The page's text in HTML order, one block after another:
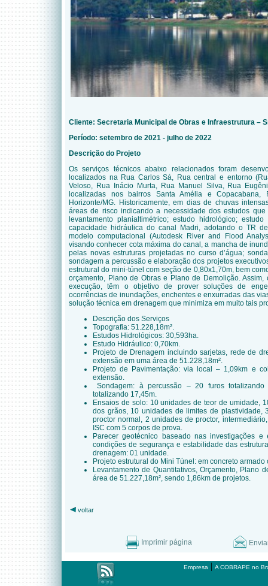
Cliente: Secretaria Municipal de Obras e Infraestrutura –
Período: setembro de 2021 - julho de 2022
Descrição do Projeto
Os serviços técnicos abaixo relacionados foram
localizados na Rua Carlos Sá, Rua central e entorno
Veloso, Rua Inácio Murta, Rua Manuel Silva, Rua
localizadas nos bairros Santa Amélia e Copacabana,
Horizonte/MG. Historicamente, em dias de chuvas
áreas de risco indicando a necessidade dos estudos
levantamento planialtimétrico; estudo hidrológico;
capacidade hidráulica do canal Madri, adotando o TR
modelo computacional (Autodesk River and Flood
visando conhecer cota máxima do canal, a mancha de
pelas novas estruturas projetadas no curso d’água;
sondagem a percussão e elaboração dos projetos
estrutural do mini-túnel com seção de 0,80x1,70m, bem
orçamento, Plano de Obras e Plano de Demolição. Assim,
execução, têm o objetivo de prover soluções de
ocorrências de inundações, enchentes e enxurradas das
solução técnica em drenagem que minimiza em muito tais
Descrição dos Serviços
Topografia: 51.228,18m².
Estudos Hidrológicos: 30,593ha.
Estudo Hidráulico: 0,70km.
Projeto de Drenagem incluindo sarjetas, rede de
extensão em uma área de 51.228,18m².
Projeto de Pavimentação: via local – 1,09km e
extensão.
Sondagem: à percussão – 20 furos
totalizando 17,45m.
Ensaios de solo: 10 unidades de teor de umidade,
dos grãos, 10 unidades de limites de plastividade,
proctor normal, 2 unidades de proctor,
ISC com 5 corpos de prova.
Parecer geotécnico baseado nas investigações
condições de segurança e estabilidade das
drenagem: 01 unidade.
Projeto estrutural do Mini Túnel: em concreto
Levantamento de Quantitativos, Orçamento, Plano
área de 51.227,18m², sendo 1,86km de projetos.
voltar
Imprimir página
Empresa | A COBRAPE no